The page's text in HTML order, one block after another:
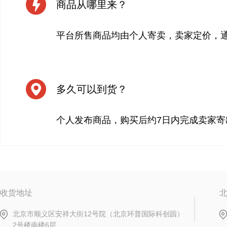
商品从哪里来？
平台所售商品均由个人寄卖，卖家定价，
多久可以到货？
个人发布商品，购买后约7日内完成卖家
收货地址
北京市顺义区安祥大街12号院（北京环普国际科创园）
2号楼南楼6层